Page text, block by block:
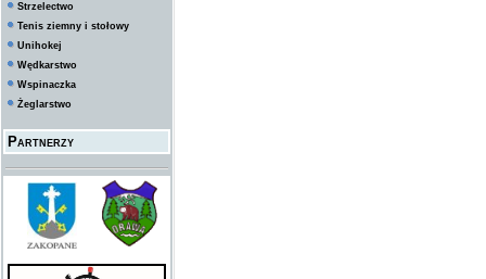
Strzelectwo
Tenis ziemny i stołowy
Unihokej
Wędkarstwo
Wspinaczka
Żeglarstwo
Partnerzy